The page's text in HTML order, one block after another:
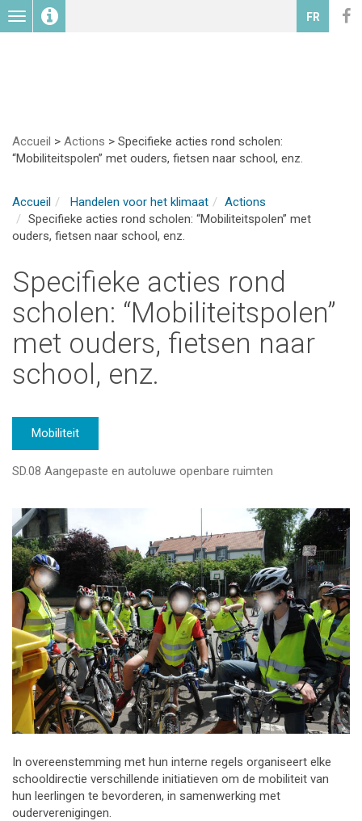
Toggle
navigation
FR
Accueil > Actions > Specifieke acties rond scholen:
“Mobiliteitspolen” met ouders, fietsen naar school, enz.
Accueil Handelen voor het klimaat
Actions
Specifieke acties rond scholen: “Mobiliteitspolen” met
ouders, fietsen naar school, enz.
Specifieke acties rond
scholen: “Mobiliteitspolen”
met ouders, fietsen naar
school, enz.
Mobiliteit
SD.08 Aangepaste en autoluwe openbare ruimten
In overeenstemming met hun interne regels organiseert elke
schooldirectie verschillende initiatieven om de mobiliteit van
hun leerlingen te bevorderen, in samenwerking met
ouderverenigingen.